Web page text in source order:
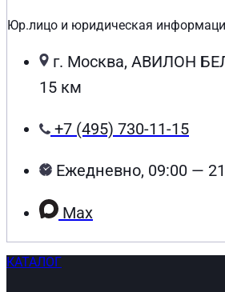
Юр.лицо и юридическая
г. Москва, АВИЛОН
15 км
+7 (495) 730-11-15
Ежедневно, 09:00 —
Max
КАТАЛОГ